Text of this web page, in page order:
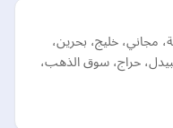
مجاني، خليج، بحرين،
حراج، سوق الذهب،